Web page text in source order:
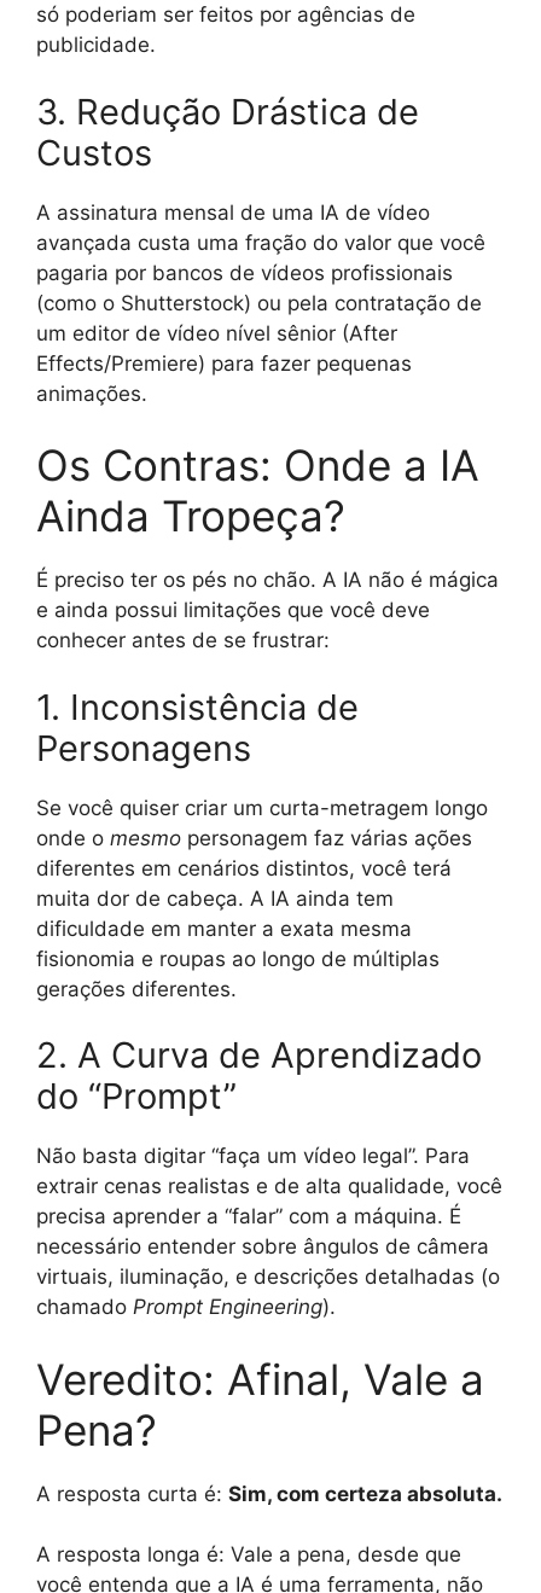
só poderiam ser feitos por agências de
publicidade.
3. Redução Drástica de
Custos
A assinatura mensal de uma IA de vídeo
avançada custa uma fração do valor que você
pagaria por bancos de vídeos profissionais
(como o Shutterstock) ou pela contratação de
um editor de vídeo nível sênior (After
Effects/Premiere) para fazer pequenas
animações.
Os Contras: Onde a IA
Ainda Tropeça?
É preciso ter os pés no chão. A IA não é mágica
e ainda possui limitações que você deve
conhecer antes de se frustrar:
1. Inconsistência de
Personagens
Se você quiser criar um curta-metragem longo
onde o mesmo personagem faz várias ações
diferentes em cenários distintos, você terá
muita dor de cabeça. A IA ainda tem
dificuldade em manter a exata mesma
fisionomia e roupas ao longo de múltiplas
gerações diferentes.
2. A Curva de Aprendizado
do “Prompt”
Não basta digitar “faça um vídeo legal”. Para
extrair cenas realistas e de alta qualidade, você
precisa aprender a “falar” com a máquina. É
necessário entender sobre ângulos de câmera
virtuais, iluminação, e descrições detalhadas (o
chamado Prompt Engineering).
Veredito: Afinal, Vale a
Pena?
A resposta curta é: Sim, com certeza absoluta.
A resposta longa é: Vale a pena, desde que
você entenda que a IA é uma ferramenta, não